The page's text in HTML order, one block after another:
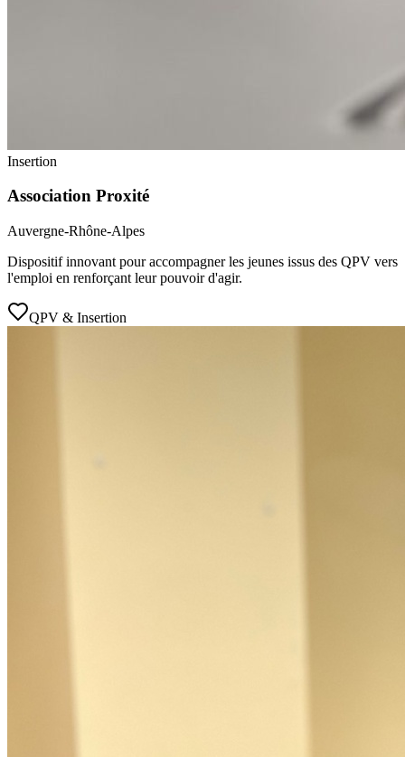
Insertion
Association Proxité
Auvergne-Rhône-Alpes
Dispositif innovant pour accompagner les jeunes issus des QPV vers
l'emploi en renforçant leur pouvoir d'agir.
QPV & Insertion